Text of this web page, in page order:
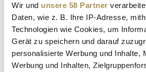
Wir und unsere 58 Partner
Daten, wie z. B. Ihre IP-Adresse,
Technologien wie Cookies, um
Gerät zu speichern und darauf
personalisierte Werbung und Inhalte,
Werbung und Inhalten,